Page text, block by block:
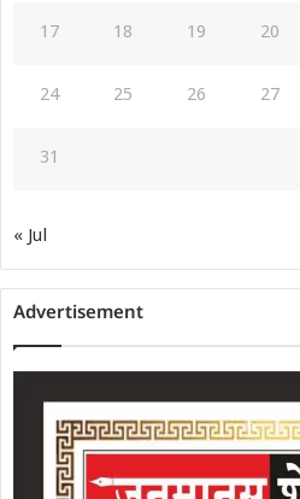
17 18 19 20
24 25 26 27
31
« Jul
Advertisement